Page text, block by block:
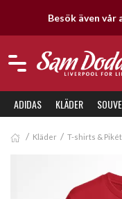
ADIDAS KLÄDER
Kläder T-shirts &